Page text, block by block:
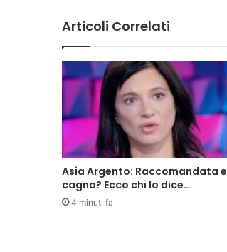
Articoli Correlati
Asia Argento: Raccomandata e
cagna? Ecco chi lo dice…
4 minuti fa